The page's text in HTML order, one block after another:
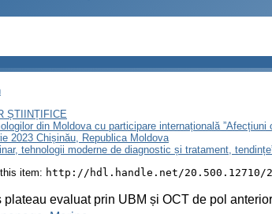
ȘTIINȚIFICE
din Moldova cu participare internațională
2023 Chișinău, Republica Moldova
tehnologii moderne de diagnostic și tratament,
item: http://hdl.handle.net/20.500.12710/
plateau evaluat prin UBM și OCT de pol